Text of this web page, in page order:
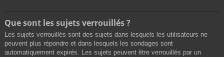
Que sont les sujets verrouillés ?
Les sujets verrouillés sont des sujets dans lesquels les utilisateurs ne
peuvent plus répondre et dans lesquels les sondages sont
automatiquement expirés. Les sujets peuvent être verrouillés par un